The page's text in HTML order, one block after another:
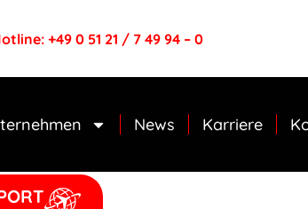
+49 0 51 21 / 7 49 94 – 0
News Karriere